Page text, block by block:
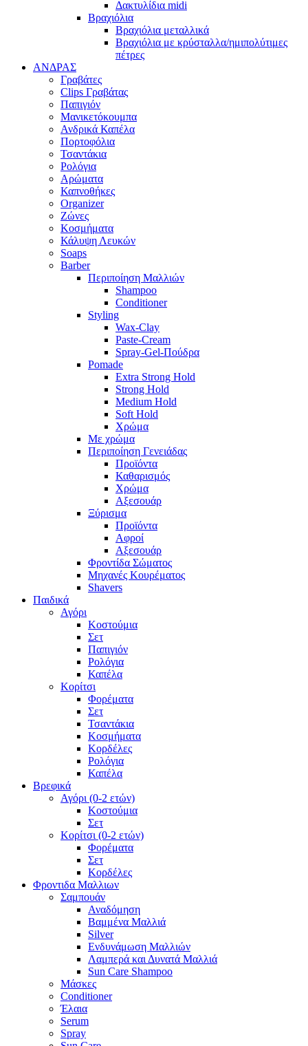
Δακτυλίδια midi
Βραχιόλια
Βραχιόλια μεταλλικά
Βραχιόλια με κρύσταλλα/ημιπολύτιμες
πέτρες
ΑΝΔΡΑΣ
Γραβάτες
Clips Γραβάτας
Παπιγιόν
Μανικετόκουμπα
Ανδρικά Καπέλα
Πορτοφόλια
Τσαντάκια
Ρολόγια
Αρώματα
Καπνοθήκες
Organizer
Ζώνες
Κοσμήματα
Κάλυψη Λευκών
Soaps
Barber
Περιποίηση Μαλλιών
Shampoo
Conditioner
Styling
Wax-Clay
Paste-Cream
Spray-Gel-Πούδρα
Pomade
Extra Strong Hold
Strong Hold
Medium Hold
Soft Hold
Χρώμα
Με χρώμα
Περιποίηση Γενειάδας
Προϊόντα
Καθαρισμός
Χρώμα
Αξεσουάρ
Ξύρισμα
Προϊόντα
Αφροί
Αξεσουάρ
Φροντίδα Σώματος
Μηχανές Κουρέματος
Shavers
Παιδικά
Αγόρι
Κοστούμια
Σετ
Παπιγιόν
Ρολόγια
Καπέλα
Κορίτσι
Φορέματα
Σετ
Τσαντάκια
Κοσμήματα
Κορδέλες
Ρολόγια
Καπέλα
Βρεφικά
Αγόρι (0-2 ετών)
Κοστούμια
Σετ
Κορίτσι (0-2 ετών)
Φορέματα
Σετ
Κορδέλες
Φροντιδα Μαλλιων
Σαμπουάν
Αναδόμηση
Βαμμένα Μαλλιά
Silver
Ενδυνάμωση Μαλλιών
Λαμπερά και Δυνατά Μαλλιά
Sun Care Shampoo
Μάσκες
Conditioner
Έλαια
Serum
Spray